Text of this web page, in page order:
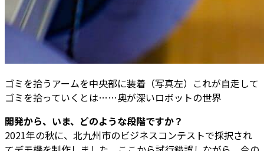
ゴミを拾うアームを中央部に装着（写真左）これが自走して
ゴミを拾っていくとは……奥が深いロボットの世界
――開発から、いま、どのような段階ですか？
2021年の秋に、北九州市のビジネスコンテストで採択され